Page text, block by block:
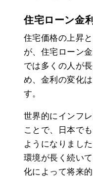
住宅ローン金
住宅価格の上昇
が、住宅ローン
では多くの人が
め、金利の変化
す。
世界的にインフ
ことで、日本で
ようになりまし
環境が長く続い
化によって将来